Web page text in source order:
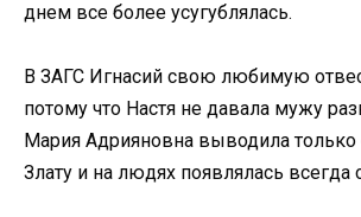
днем все более усугублялась.
В ЗАГС Игнасий свою любимую
потому что Настя не давала мужу
Мария Адрияновна выводила только
Злату и на людях появлялась всегда